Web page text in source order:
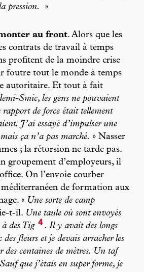
pression.
»
au front. Alors que les
contrats de travail à temps
profitent de la moindre crise
foutre tout le monde à temps
autoritaire. Et tout à fait
Smic, les gens ne pouvaient
de force était tellement
J’ai essayé d’impulser une
ça n’a pas marché. » Nasser
; la rétorsion ne tarde pas.
groupement d’employeurs, il
On l’envoie courber
méditerranéen de formation aux
« Une sorte de camp
t-il. Une taule où sont envoyés
à des Tig 4. Il y avait des longs
des fleurs et je devais arracher les
des centaines de mètres. Un taf
que j’étais en super forme, je